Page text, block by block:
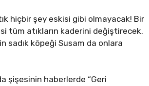
hiçbir şey eskisi gibi olmayacak! Bir
tüm atıkların kaderini değiştirecek.
sadık köpeği Susam da onlara
şişesinin haberlerde “Geri